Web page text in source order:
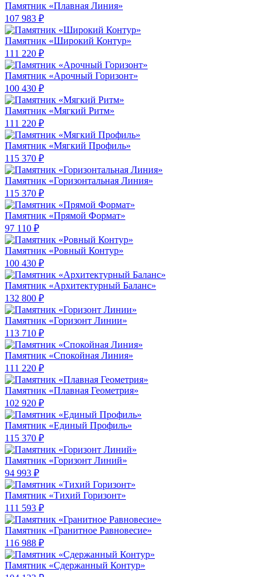
Памятник «Плавная Линия»
107 983 ₽
Памятник «Широкий Контур»
111 220 ₽
Памятник «Арочный Горизонт»
100 430 ₽
Памятник «Мягкий Ритм»
111 220 ₽
Памятник «Мягкий Профиль»
115 370 ₽
Памятник «Горизонтальная Линия»
115 370 ₽
Памятник «Прямой Формат»
97 110 ₽
Памятник «Ровный Контур»
100 430 ₽
Памятник «Архитектурный Баланс»
132 800 ₽
Памятник «Горизонт Линии»
113 710 ₽
Памятник «Спокойная Линия»
111 220 ₽
Памятник «Плавная Геометрия»
102 920 ₽
Памятник «Единый Профиль»
115 370 ₽
Памятник «Горизонт Линий»
94 993 ₽
Памятник «Тихий Горизонт»
111 593 ₽
Памятник «Гранитное Равновесие»
116 988 ₽
Памятник «Сдержанный Контур»